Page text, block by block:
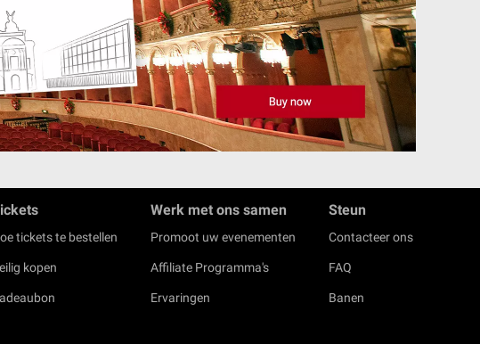
tickets te bestellen
kopen
Werk met ons samen
Promoot uw evenementen
Affiliate Programma's
Ervaringen
Steun
Contacteer ons
FAQ
Banen